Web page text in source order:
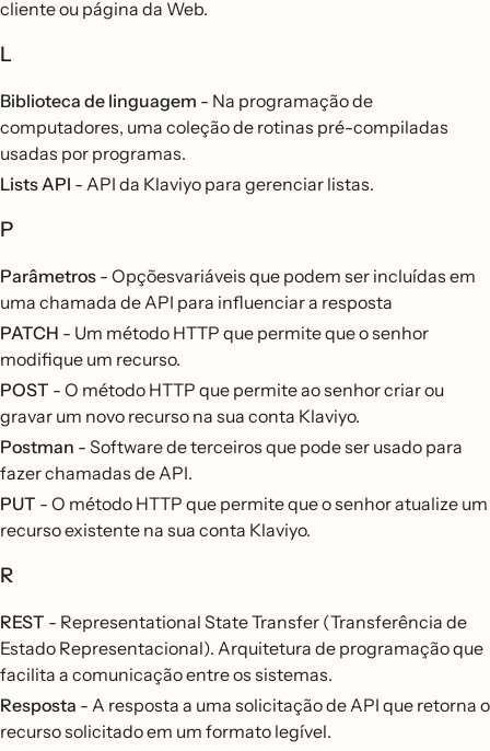
cliente ou página da Web.
L
Biblioteca de linguagem - Na programação de
computadores, uma coleção de rotinas pré-compiladas
usadas por programas.
Lists API - API da Klaviyo para gerenciar listas.
P
Parâmetros - Opçõesvariáveis que podem ser incluídas em
uma chamada de API para influenciar a resposta
PATCH - Um método HTTP que permite que o senhor
modifique um recurso.
POST - O método HTTP que permite ao senhor criar ou
gravar um novo recurso na sua conta Klaviyo.
Postman - Software de terceiros que pode ser usado para
fazer chamadas de API.
PUT - O método HTTP que permite que o senhor atualize um
recurso existente na sua conta Klaviyo.
R
REST - Representational State Transfer (Transferência de
Estado Representacional). Arquitetura de programação que
facilita a comunicação entre os sistemas.
Resposta - A resposta a uma solicitação de API que retorna o
recurso solicitado em um formato legível.